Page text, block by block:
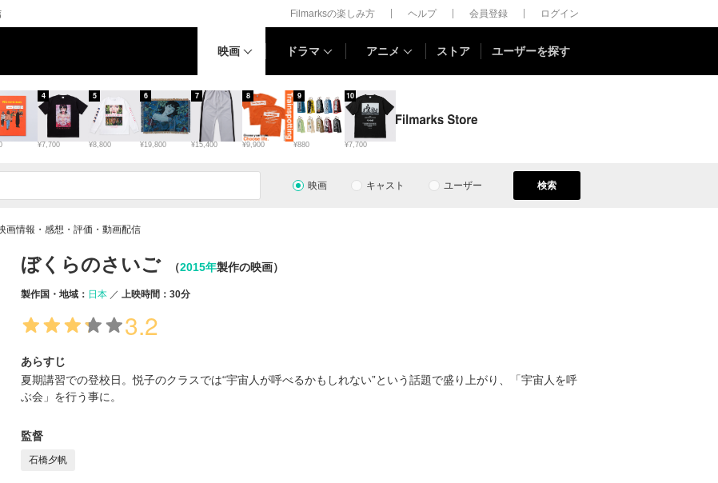
Filmarksの楽しみ方 ヘルプ 会員登録 ログイン
映画 ドラマ アニメ ストア ユーザーを探す
¥7,700
4
¥8,800
5
¥19,800
6
¥15,400
7
¥9,900
8
¥880
9
¥7,700
10
映画 キャスト ユーザー 検索
画情報・感想・評価・動画配信
ぼくらのさいご （2015年製作の映画）
製作国・地域： 日本 上映時間：30分
3.2
あらすじ
夏期講習での登校日。悦子のクラスでは“宇宙人が呼べるかもしれない”という話題で盛り上がり、「宇宙人を呼
ぶ会」を行う事に。
監督
石橋夕帆